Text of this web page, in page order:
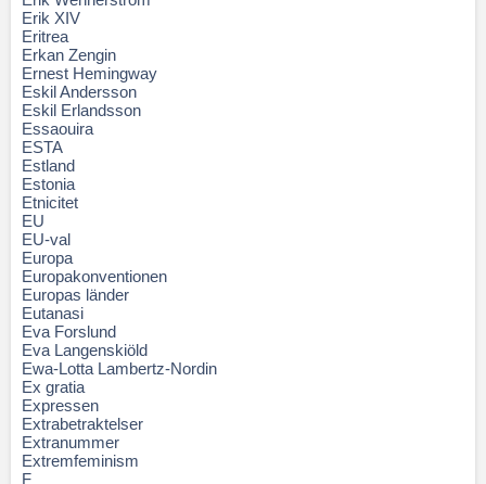
Erik XIV
Eritrea
Erkan Zengin
Ernest Hemingway
Eskil Andersson
Eskil Erlandsson
Essaouira
ESTA
Estland
Estonia
Etnicitet
EU
EU-val
Europa
Europakonventionen
Europas länder
Eutanasi
Eva Forslund
Eva Langenskiöld
Ewa-Lotta Lambertz-Nordin
Ex gratia
Expressen
Extrabetraktelser
Extranummer
Extremfeminism
F